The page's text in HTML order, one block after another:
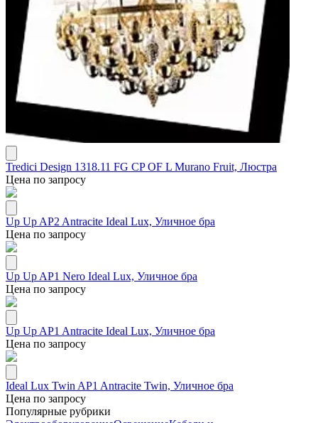
Tredici Design 1318.11 FG CP OF L Murano Fruit, Люстра
Цена по запросу
Up Up AP2 Antracite Ideal Lux, Уличное бра
Цена по запросу
Up Up AP1 Nero Ideal Lux, Уличное бра
Цена по запросу
Up Up AP1 Antracite Ideal Lux, Уличное бра
Цена по запросу
Ideal Lux Twin AP1 Antracite Twin, Уличное бра
Цена по запросу
Популярные рубрики